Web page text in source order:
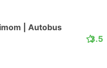
| Autobus
3.5